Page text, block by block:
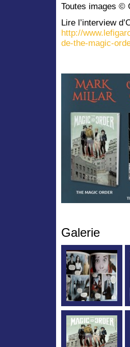
Toutes images ©
Lire l’interview
http://
de-the-magic-
Galerie